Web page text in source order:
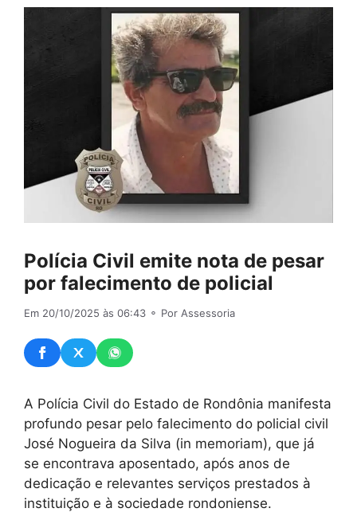
Polícia Civil emite nota de pesar
por falecimento de policial
Em 20/10/2025 às 06:43 ⚬ Por Assessoria
A Polícia Civil do Estado de Rondônia manifesta
profundo pesar pelo falecimento do policial civil
José Nogueira da Silva (in memoriam), que já
se encontrava aposentado, após anos de
dedicação e relevantes serviços prestados à
instituição e à sociedade rondoniense.